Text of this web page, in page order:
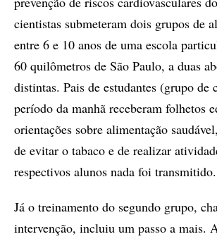
cientistas submeteram dois grupos de
entre 6 e 10 anos de uma escola
60 quilômetros de São Paulo, a duas
distintas. Pais de estudantes (grupo de
período da manhã receberam folhetos
orientações sobre alimentação
de evitar o tabaco e de realizar
respectivos alunos nada foi transmitido.
Já o treinamento do segundo grupo,
intervenção, incluiu um passo a mais.